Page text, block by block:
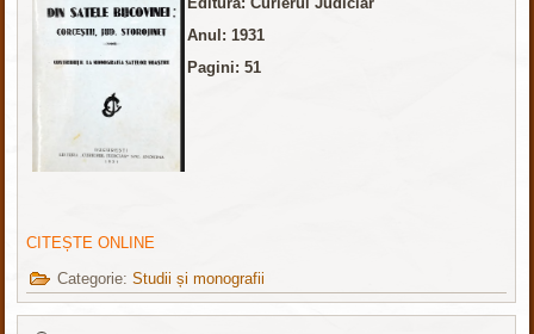
Anul: 1931
Pagini: 51
CITEȘTE ONLINE
Categorie:Studii și monografii